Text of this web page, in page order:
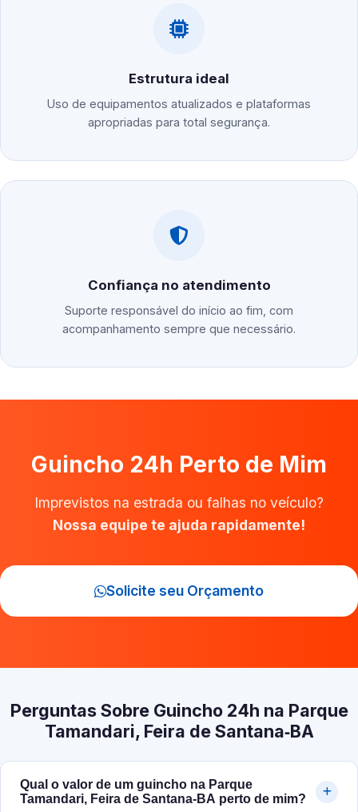
Estrutura ideal
Uso de equipamentos atualizados e plataformas
apropriadas para total segurança.
Confiança no atendimento
Suporte responsável do início ao fim, com
acompanhamento sempre que necessário.
Guincho 24h Perto de Mim
Imprevistos na estrada ou falhas no veículo?
Nossa equipe te ajuda rapidamente!
Solicite seu Orçamento
Perguntas Sobre Guincho 24h na Parque
Tamandari, Feira de Santana‑BA
Qual o valor de um guincho na Parque
Tamandari, Feira de Santana‑BA perto de mim?